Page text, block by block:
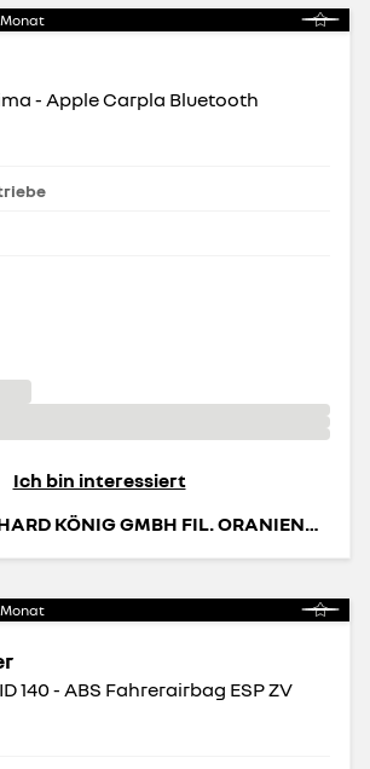
Monat
- Apple Carpla Bluetooth
Ich bin interessiert
AH GOTTHARD KÖNIG GMBH FIL. ORANIENBURG
Monat
140 - ABS Fahrerairbag ESP ZV